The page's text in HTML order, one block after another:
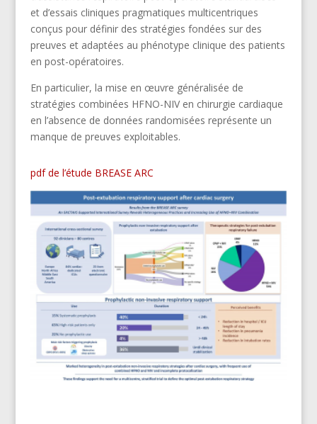
et d’essais cliniques pragmatiques multicentriques
conçus pour définir des stratégies fondées sur des
preuves et adaptées au phénotype clinique des patients
en post-opératoires.
En particulier, la mise en œuvre généralisée de
stratégies combinées HFNO-NIV en chirurgie cardiaque
en l’absence de données randomisées représente un
manque de preuves exploitables.
pdf de l’étude BREASE ARC